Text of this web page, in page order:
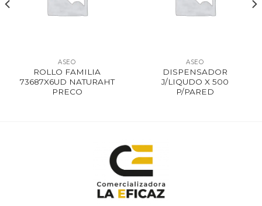
ASEO
ROLLO FAMILIA
73687X6UD NATURAHT
PRECO
ASEO
DISPENSADOR
J/LIQUDO X 500
P/PARED